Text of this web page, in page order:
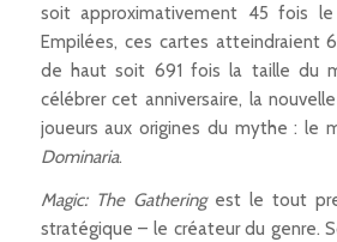
soit approximativement 45 fois
Empilées, ces cartes atteindraient
de haut soit 691 fois la taille du
célébrer cet anniversaire, la
joueurs aux origines du mythe : le
Dominaria.
Magic: The Gatheringest le tout
stratégique – le créateur du genre.